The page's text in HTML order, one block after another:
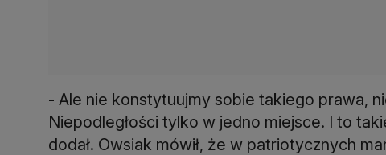
- Ale nie konstytuujmy sobie takiego prawa,
Niepodległości tylko w jedno miejsce. I to
dodał. Owsiak mówił, że w patriotycznych